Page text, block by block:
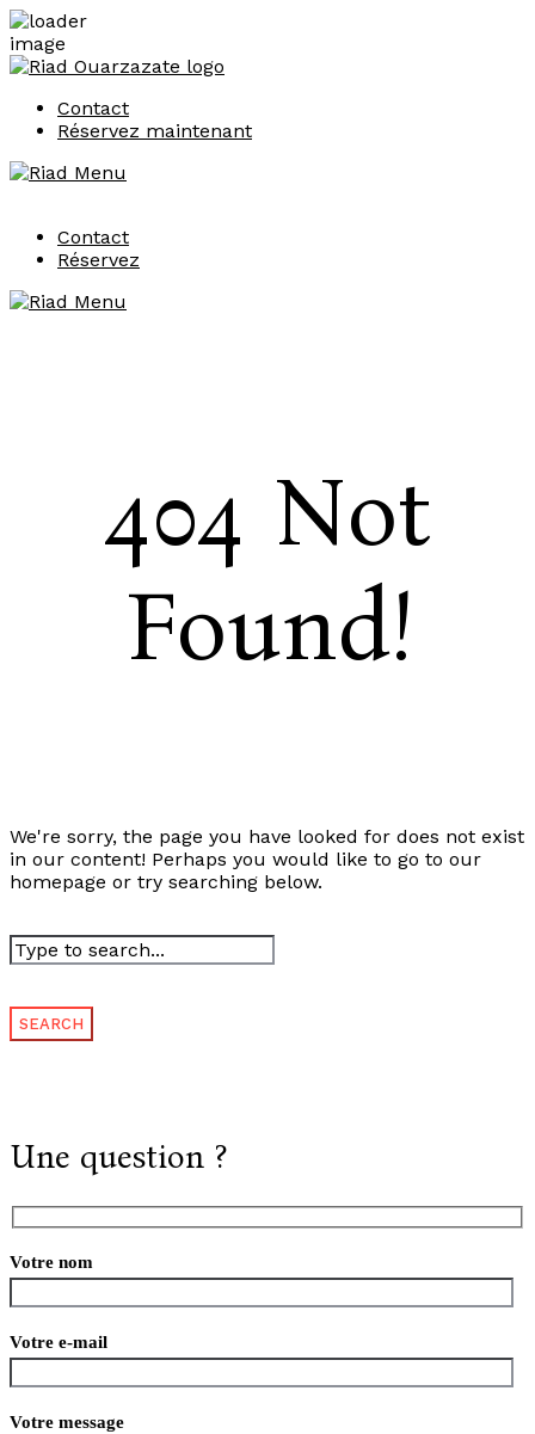
Contact
Réservez maintenant
Contact
Réservez
404 Not
Found!
We're sorry, the page you have looked for does not exist
in our content! Perhaps you would like to go to our
homepage or try searching below.
Une question ?
Votre nom
Votre e-mail
Votre message